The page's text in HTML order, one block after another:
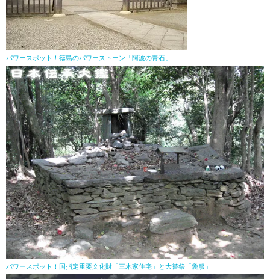
パワースポット！徳島のパワーストーン「阿波の青石」
パワースポット！国指定重要文化財「三木家住宅」と大嘗祭「麁服」